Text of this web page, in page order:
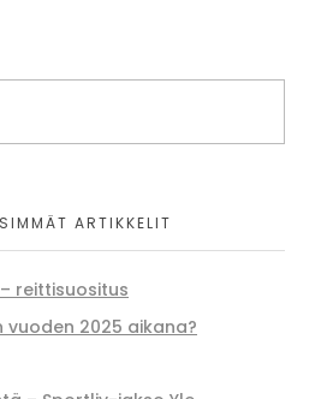
ARTIKKELIT
reittisuositus
2025 aikana?